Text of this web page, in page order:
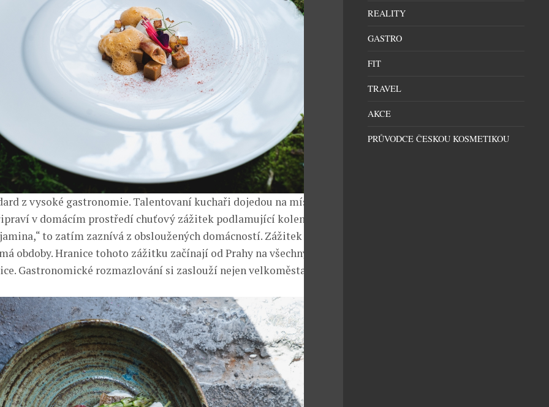
z vysoké gastronomie. Talentovaní kuchaři dojedou na místo
v domácím prostředí chuťový zážitek podlamující kolena. „Už
to zatím zaznívá z obsloužených domácností. Zážitek v kruhu
obdoby. Hranice tohoto zážitku začínají od Prahy na všechny strany
Gastronomické rozmazlování si zaslouží nejen velkoměsta.
REALITY
GASTRO
FIT
TRAVEL
AKCE
PRŮVODCE ČESKOU KOSMETIKOU